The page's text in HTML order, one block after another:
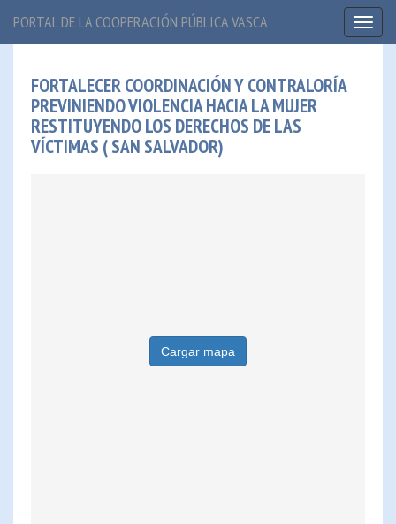
PORTAL DE LA COOPERACIÓN PÚBLICA VASCA
FORTALECER COORDINACIÓN Y CONTRALORÍA
PREVINIENDO VIOLENCIA HACIA LA MUJER
RESTITUYENDO LOS DERECHOS DE LAS
VÍCTIMAS ( SAN SALVADOR)
Cargar mapa